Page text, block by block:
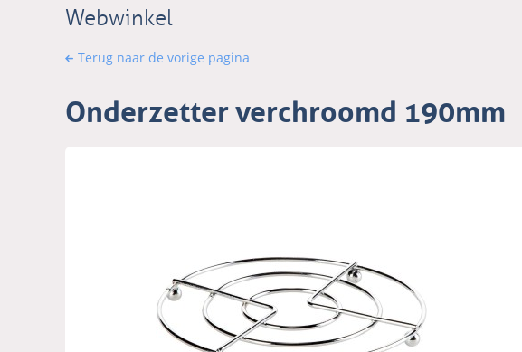
Webwinkel
Terug naar de vorige pagina
Onderzetter verchroomd 190mm